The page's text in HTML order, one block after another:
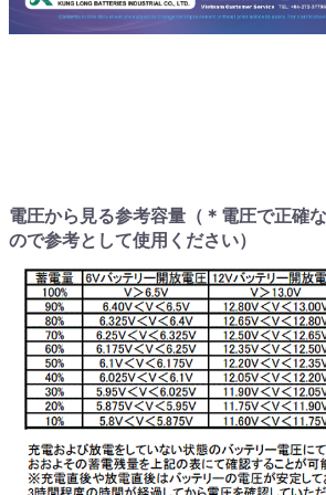
電圧から見る参考容量（＊電圧で正確
ので参考として使用ください）